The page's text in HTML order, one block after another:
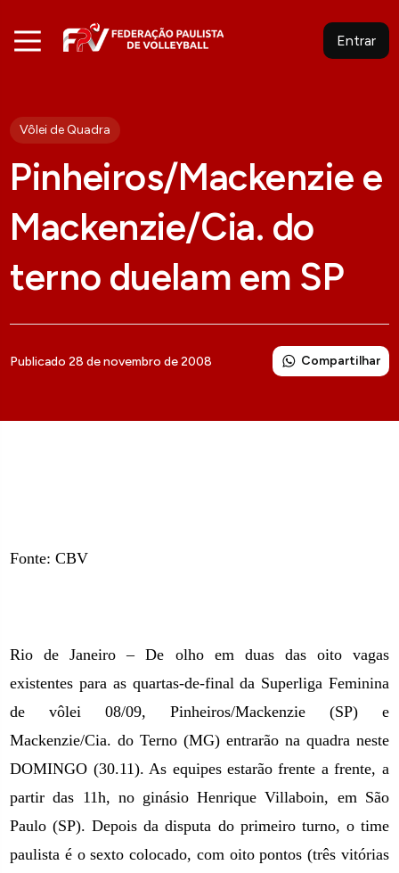
Entrar
Vôlei de Quadra
Pinheiros/Mackenzie e
Mackenzie/Cia. do
terno duelam em SP
Publicado 28 de novembro de 2008 Compartilhar
Fonte: CBV
Rio de Janeiro – De olho em duas das oito vagas
existentes para as quartas-de-final da Superliga Feminina
de vôlei 08/09, Pinheiros/Mackenzie (SP) e
Mackenzie/Cia. do Terno (MG) entrarão na quadra neste
DOMINGO (30.11). As equipes estarão frente a frente, a
partir das 11h, no ginásio Henrique Villaboin, em São
Paulo (SP). Depois da disputa do primeiro turno, o time
paulista é o sexto colocado, com oito pontos (três vitórias